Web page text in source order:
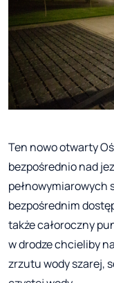
Ten nowo otwarty
bezpośrednio nad
pełnowymiarowych
bezpośrednim
także całoroczny
w drodze chcieliby
zrzutu wody szarej,